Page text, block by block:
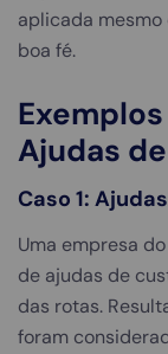
aplicada
boa fé.
Ajudas
Caso 1:
Uma empresa
de ajudas de
das rotas.
foram